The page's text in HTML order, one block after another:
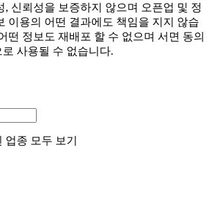
, 신뢰성을 보증하지 않으며 오픈업 및 정
이용의 어떤 결과에도 책임을 지지 않습
떤 정보도 재배포 할 수 없으며 서면 동의
사용될 수 없습니다.
종 모두 보기